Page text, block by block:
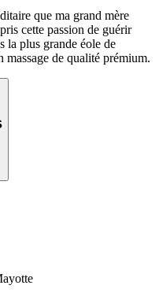
que ma grand mère
cette passion de guérir
la plus grande éole de
de qualité prémium.